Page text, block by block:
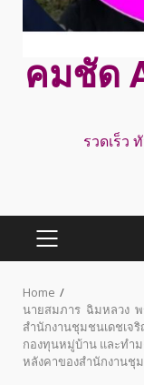
คมชัด
รวดเร็ว
PRIMARY
Home
นายสมภาร ฉิมหลวง พ
สำนักงานชุมชนเดชเจ
กองทุนหมู่บ้าน และทำ
หลังคาของสำนักงานชุ